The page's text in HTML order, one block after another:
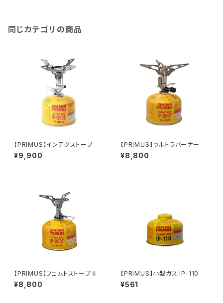
同じカテゴリの商品
【PRIMUS】インテグストーブ
¥9,900
【PRIMUS】ウルトラバーナー
¥8,800
【PRIMUS】フェムトストーブⅡ
¥8,800
【PRIMUS】小型ガス IP-110
¥561